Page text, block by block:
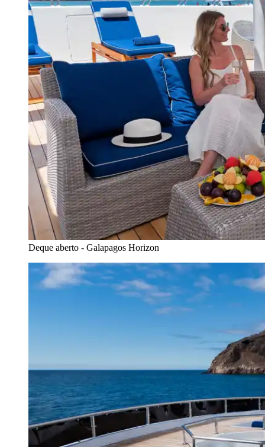
Deque aberto - Galapagos Horizon